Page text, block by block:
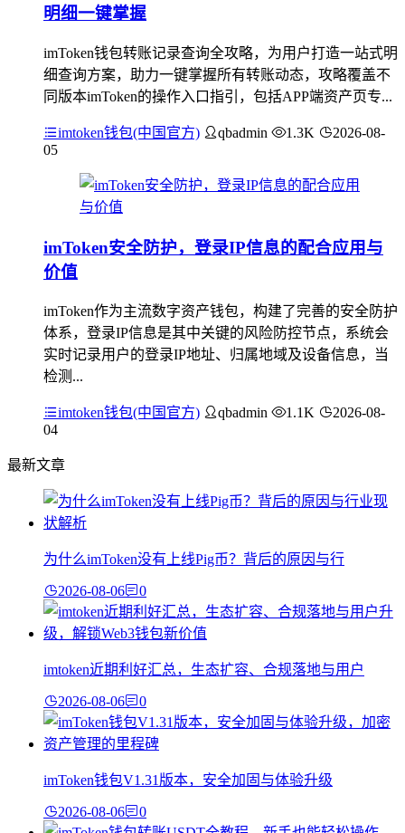
明细一键掌握
imToken钱包转账记录查询全攻略，为用户打造一站式明
细查询方案，助力一键掌握所有转账动态，攻略覆盖不
同版本imToken的操作入口指引，包括APP端资产页专...
imtoken钱包(中国官方) qbadmin 1.3K
2026-08-
05
imToken安全防护，登录IP信息的配合应用与
价值
imToken作为主流数字资产钱包，构建了完善的安全防护
体系，登录IP信息是其中关键的风险防控节点，系统会
实时记录用户的登录IP地址、归属地域及设备信息，当
检测...
imtoken钱包(中国官方) qbadmin 1.1K
2026-08-
04
最新文章
为什么imToken没有上线Pig币？背后的原因与行
2026-08-06 0
imtoken近期利好汇总，生态扩容、合规落地与用户
2026-08-06 0
imToken钱包V1.31版本，安全加固与体验升级
2026-08-06 0